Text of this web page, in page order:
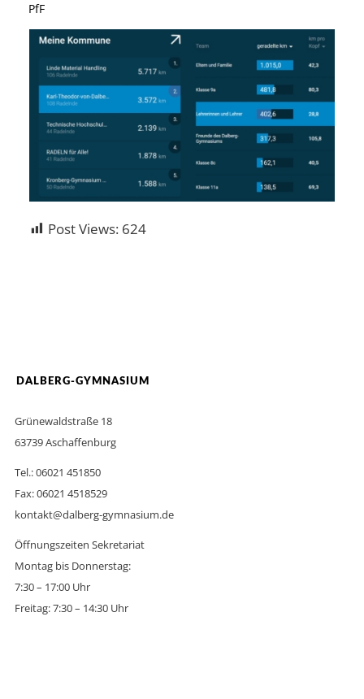
PfF
Post Views: 624
DALBERG-GYMNASIUM
Grünewaldstraße 18
63739 Aschaffenburg
Tel.: 06021 451850
Fax: 06021 4518529
kontakt@dalberg-gymnasium.de
Öffnungszeiten Sekretariat
Montag bis Donnerstag:
7:30 – 17:00 Uhr
Freitag: 7:30 – 14:30 Uhr